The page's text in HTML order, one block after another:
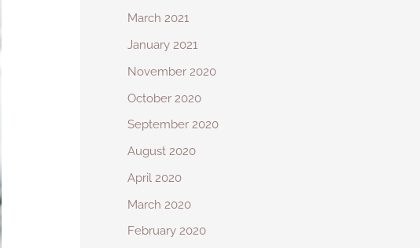
March 2021
January 2021
November 2020
October 2020
September 2020
August 2020
April 2020
March 2020
February 2020